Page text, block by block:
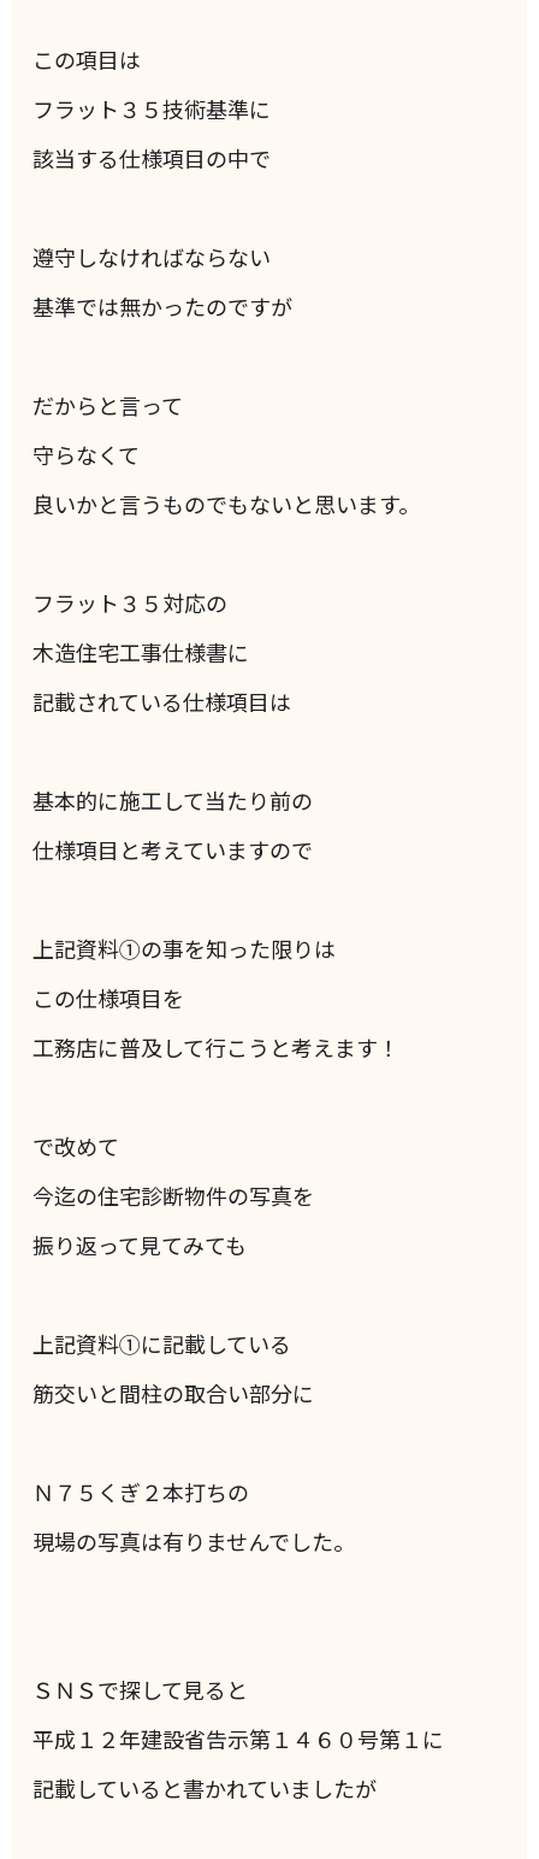
この項目は
フラット３５技術基準に
該当する仕様項目の中で
遵守しなければならない
基準では無かったのですが
だからと言って
守らなくて
良いかと言うものでもないと思います。
フラット３５対応の
木造住宅工事仕様書に
記載されている仕様項目は
基本的に施工して当たり前の
仕様項目と考えていますので
上記資料①の事を知った限りは
この仕様項目を
工務店に普及して行こうと考えます！
で改めて
今迄の住宅診断物件の写真を
振り返って見てみても
上記資料①に記載している
筋交いと間柱の取合い部分に
Ｎ７５くぎ２本打ちの
現場の写真は有りませんでした。
ＳＮＳで探して見ると
平成１２年建設省告示第１４６０号第１に
記載していると書かれていましたが